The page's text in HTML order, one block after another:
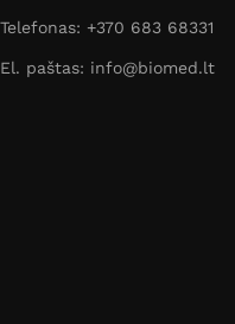
Telefonas: +370 683 68331
El. paštas: info@biomed.lt